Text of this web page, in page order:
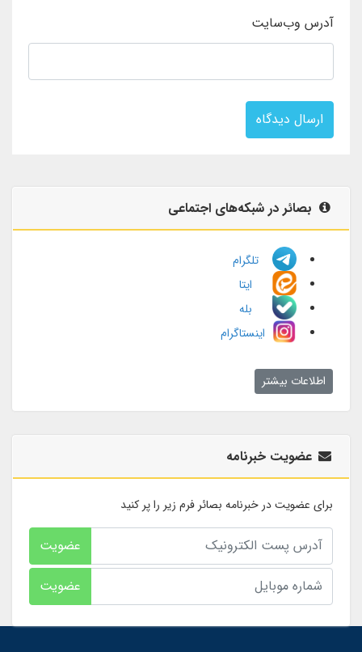
آدرس وب‌سایت
ارسال دیدگاه
بصائر در شبکه‌های اجتماعی
تلگرام
ایتا
بله
اینستاگرام
اطلاعات بیشتر
عضویت خبرنامه
برای عضویت در خبرنامه بصائر فرم زیر را پر کنید
عضویت
عضویت